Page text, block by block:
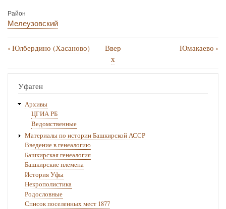
Район
Мелеузовский
Перекрёстные
ссылки
книги
для
Юлдашево
‹ Юлбердино (Хасаново)
Ввер
х
Юмакаево ›
Уфаген
Архивы
ЦГИА РБ
Ведомственные
Материалы по истории Башкирской АССР
Введение в генеалогию
Башкирская генеалогия
Башкирские племена
История Уфы
Некрополистика
Родословные
Список поселенных мест 1877